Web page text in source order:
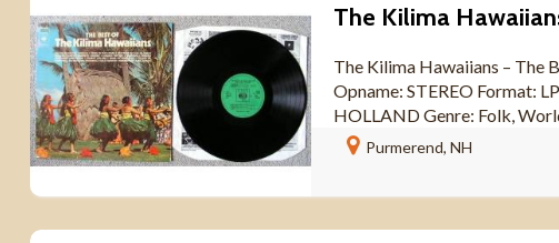
The Kilima Hawaiians – The
Opname: STEREO Format:
HOLLAND Genre: Folk,
Purmerend, NH